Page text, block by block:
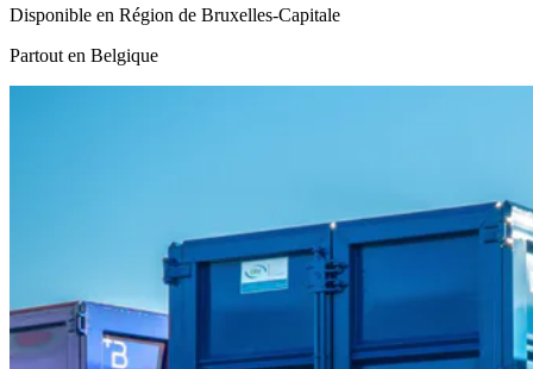
Disponible en Région de Bruxelles-Capitale
Partout en Belgique